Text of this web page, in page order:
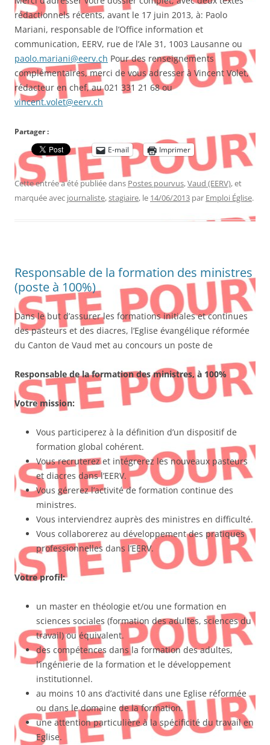
rédactionnels récents, avant le 17 juin 2013, à: Paolo
Mariani, responsable de l’Office information et
communication, EERV, rue de l’Ale 31, 1003 Lausanne ou
paolo.mariani@eerv.ch Pour des renseignements
complémentaires, merci de vous adresser à Vincent Volet,
rédacteur en chef, au 021 331 21 68 ou
vincent.volet@eerv.ch
Partager :
E-mail
Imprimer
Cette entrée a été publiée dans Postes pourvus,Vaud (EERV), et
marquée avec journaliste,stagiaire, le 14/06/2013 par Emploi Église.
Responsable de la formation des ministres
(poste à 100%)
Dans le but d’assurer les formations initiales et continues
des pasteurs et des diacres, l’Eglise évangélique réformée
du Canton de Vaud met au concours un poste de
Responsable de la formation des ministres, à 100%
Votre mission:
Vous participerez à la définition d’un dispositif de
formation global cohérent.
Vous recruterez et intégrerez les nouveaux pasteurs
et diacres dans l’EERV.
Vous gérerez l’activité de formation continue des
ministres.
Vous interviendrez auprès des ministres en difficulté.
Vous collaborerez au développement des pratiques
professionnelles dans l’EERV.
Votre profil:
un master en théologie et/ou une formation en
sciences sociales (formation des adultes, sciences du
travail) ou équivalent.
des compétences dans la formation des adultes,
l’ingénierie de la formation et le développement
institutionnel.
au moins 10 ans d’activité dans une Eglise réformée
ou dans le domaine de la formation.
une attention particulière à la spécificité du travail en
Eglise.